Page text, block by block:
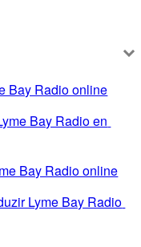
Bay Radio online
Bay Radio en
Bay Radio online
Lyme Bay Radio